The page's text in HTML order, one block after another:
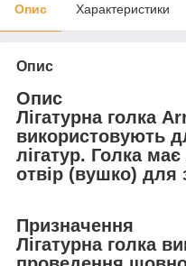
Опис Характеристики
Опис
Опис
Лігатурна голка
використовують
лігатур. Голка
отвір (вушко) для
Призначення
Лігатурна голка